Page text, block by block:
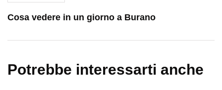
Cosa vedere in un giorno a Burano
Potrebbe interessarti anche